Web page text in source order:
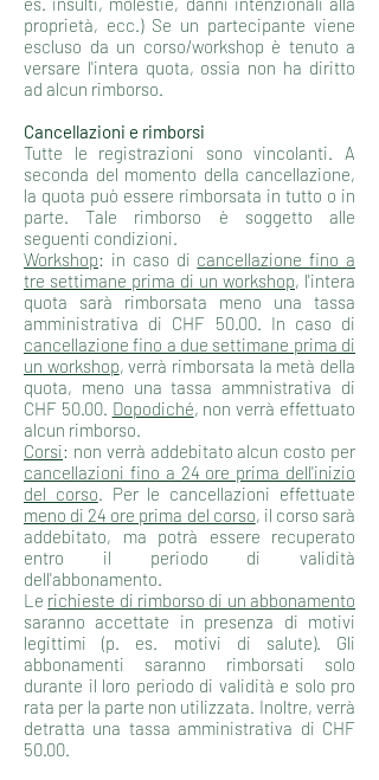
proprietà, ecc.) Se un partecipante viene
escluso da un corso/workshop è tenuto a
versare l'intera quota, ossia non ha diritto
ad alcun rimborso.
Cancellazioni e rimborsi
Tutte le registrazioni sono vincolanti. A
seconda del momento della cancellazione,
la quota può essere rimborsata in tutto o in
parte. Tale rimborso è soggetto alle
seguenti condizioni.
Workshop: in caso di cancellazione fino a
tre settimane prima di un workshop, l'intera
quota sarà rimborsata meno una tassa
amministrativa di CHF 50.00. In caso di
cancellazione fino a due settimane prima di
un workshop, verrà rimborsata la metà della
quota, meno una tassa ammnistrativa di
CHF 50.00. Dopodiché, non verrà effettuato
alcun rimborso.
Corsi: non verrà addebitato alcun costo per
cancellazioni fino a 24 ore prima dell'inizio
del corso. Per le cancellazioni effettuate
meno di 24 ore prima del corso, il corso sarà
addebitato, ma potrà essere recuperato
entro il periodo di validità
dell'abbonamento.
Le richieste di rimborso di un abbonamento
saranno accettate in presenza di motivi
legittimi (p. es. motivi di salute). Gli
abbonamenti saranno rimborsati solo
durante il loro periodo di validità e solo pro
rata per la parte non utilizzata. Inoltre, verrà
detratta una tassa amministrativa di CHF
50.00.